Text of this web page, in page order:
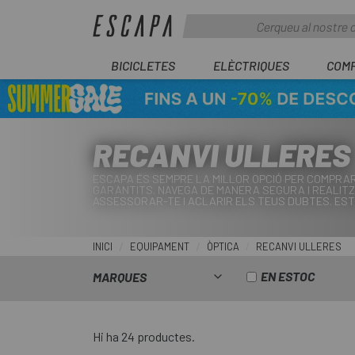
BICICLETES ELÈCTRIQUES
RECANVI ULLERES
ESCAPA ÉS SEMPRE LA MILLOR OPCIÓ PER
GARANTITS. NAVEGA DE MANERA SEGURA I
ASSESSORAR-TE I ACLARIR ELS TEUS DUBTES.
INICI EQUIPAMENT ÒPTICA RECANVI ULLERES
MARQUES EN ESTOC
Hi ha 24 productes.